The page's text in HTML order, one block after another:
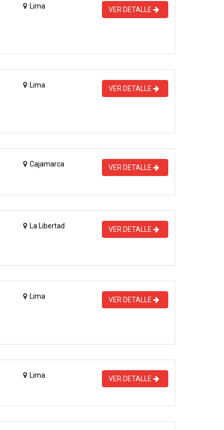
Lima VER DETALLE
Lima VER DETALLE
Cajamarca VER DETALLE
La Libertad VER DETALLE
Lima VER DETALLE
Lima VER DETALLE